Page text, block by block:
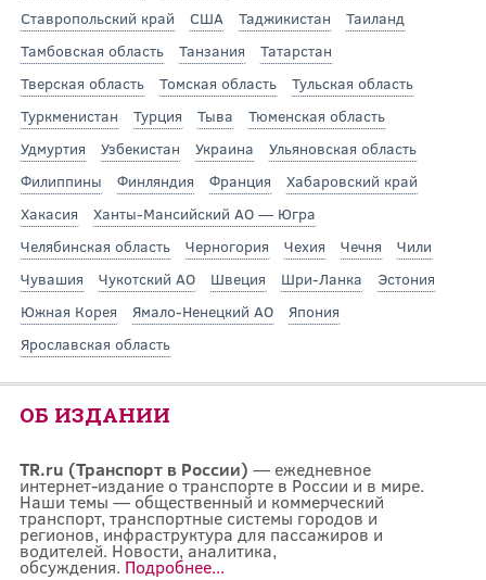
Ставропольский край
США Таджикистан
Таиланд
Тамбовская область
Танзания
Татарстан
Тверская область
Томская область
Тульская область
Туркменистан
Турция Тыва
Тюменская область
Удмуртия
Узбекистан Украина
Ульяновская область
Филиппины
Финляндия Франция
Хабаровский край
Хакасия
Ханты-Мансийский АО — Югра
Челябинская область
Черногория Чехия Чечня
Чили
Чувашия
Чукотский АО Швеция Шри-Ланка
Эстония
Южная Корея
Ямало-Ненецкий АО
Япония
Ярославская область
ОБ ИЗДАНИИ
TR.ru (Транспорт в России) — ежедневное
интернет-издание о транспорте в России и в мире.
Наши темы — общественный и коммерческий
транспорт, транспортные системы городов и
регионов, инфраструктура для пассажиров и
водителей. Новости, аналитика,
обсуждения. Подробнее...